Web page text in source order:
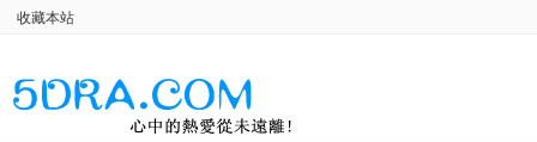
收藏本站